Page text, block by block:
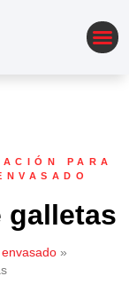
PARA
galletas
»